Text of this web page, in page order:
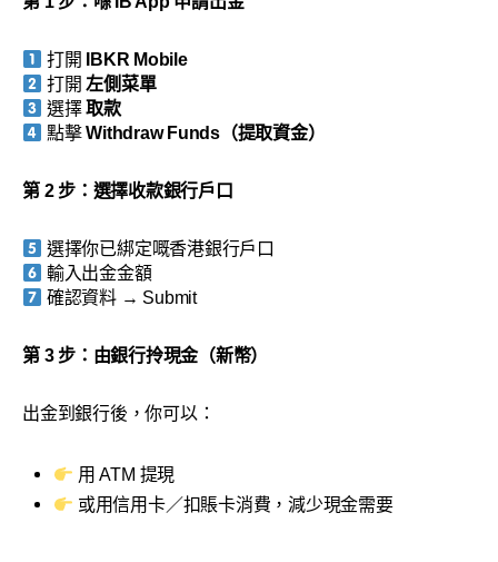
打開
IBKR Mobile
打開 左側菜單
選擇取款
點擊Withdraw Funds（提取資金）
第 2 步：選擇收款銀行戶口
選擇你已綁定嘅香港銀行戶口
輸入出金金額
確認資料 → Submit
第 3 步：由銀行拎現金（新幣）
出金到銀行後，你可以：
用 ATM 提現
或用信用卡／扣賬卡消費，減少現金需要